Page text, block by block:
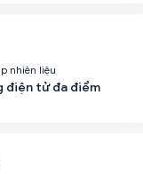
nhiên liệu
điện tử đa điểm